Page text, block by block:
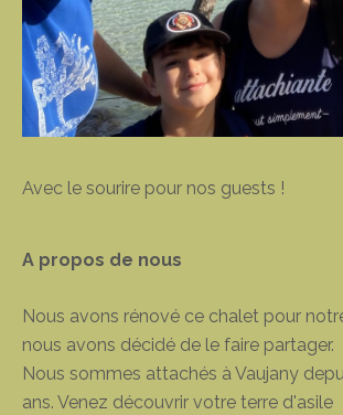
Avec le sourire pour nos guests !
A propos de nous
Nous avons rénové ce chalet pour
nous avons décidé de le faire partager.
Nous sommes attachés à Vaujany
ans. Venez découvrir votre terre d'asile